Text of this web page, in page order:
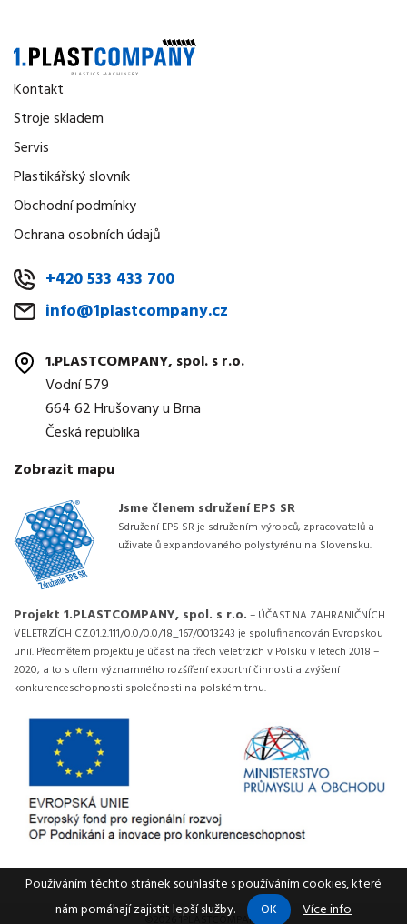
Kontakt
Stroje skladem
Servis
Plastikářský slovník
Obchodní podmínky
Ochrana osobních údajů
+420 533 433 700
info@1plastcompany.cz
1.PLASTCOMPANY, spol. s r.o.
Vodní 579
664 62 Hrušovany u Brna
Česká republika
Zobrazit mapu
Jsme členem sdružení EPS SR
Sdružení EPS SR je sdružením výrobců, zpracovatelů a
uživatelů expandovaného polystyrénu na Slovensku.
Projekt 1.PLASTCOMPANY, spol. s r.o. – ÚČAST NA ZAHRANIČNÍCH
VELETRZÍCH CZ.01.2.111/0.0/0.0/18_167/0013243 je spolufinancován Evropskou
unií. Předmětem projektu je účast na třech veletrzích v Polsku v letech 2018 –
2020, a to s cílem významného rozšíření exportní činnosti a zvýšení
konkurenceschopnosti společnosti na polském trhu.
©2026 1PLASTCOMPANY
Používáním těchto stránek souhlasíte s používáním cookies, které
nám pomáhají zajistit lepší služby.
OK Více info